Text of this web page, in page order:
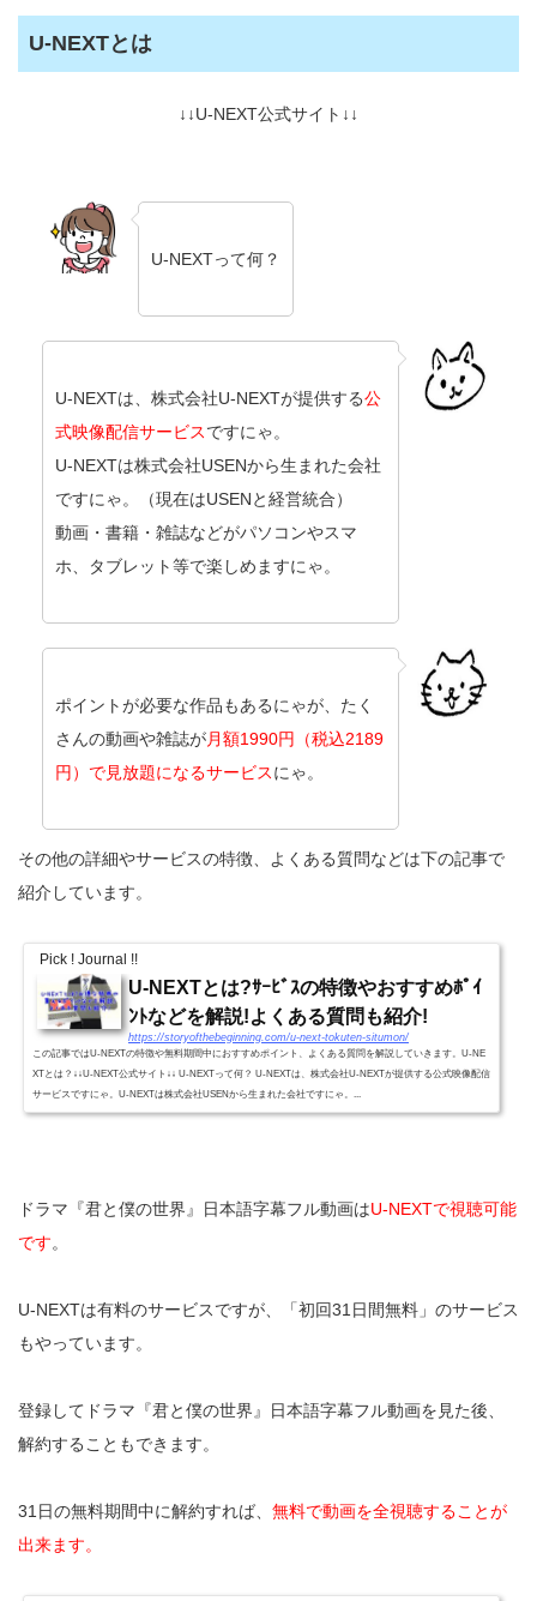
U-NEXTとは
↓↓U-NEXT公式サイト↓↓
U-NEXTって何？
U-NEXTは、株式会社U-NEXTが提供する公
式映像配信サービスですにゃ。
U-NEXTは株式会社USENから生まれた会社
ですにゃ。（現在はUSENと経営統合）
動画・書籍・雑誌などがパソコンやスマ
ホ、タブレット等で楽しめますにゃ。
ポイントが必要な作品もあるにゃが、たく
さんの動画や雑誌が月額1990円（税込2189
円）で見放題になるサービスにゃ。
その他の詳細やサービスの特徴、よくある質問などは下の記事で
紹介しています。
Pick ! Journal !!
U-NEXTとは?ｻｰﾋﾞｽの特徴やおすすめﾎﾟｲ
ﾝﾄなどを解説!よくある質問も紹介!
https://storyofthebeginning.com/u-next-tokuten-situmon/
この記事ではU-NEXTの特徴や無料期間中におすすめポイント、よくある質問を解説していきます。U-NE
XTとは？↓↓U-NEXT公式サイト↓↓ U-NEXTって何？ U-NEXTは、株式会社U-NEXTが提供する公式映像配信
サービスですにゃ。U-NEXTは株式会社USENから生まれた会社ですにゃ。...
ドラマ『君と僕の世界』日本語字幕フル動画はU-NEXTで視聴可能
です。
U-NEXTは有料のサービスですが、「初回31日間無料」のサービス
もやっています。
登録してドラマ『君と僕の世界』日本語字幕フル動画を見た後、
解約することもできます。
31日の無料期間中に解約すれば、 無料で動画を全視聴することが
出来ます。